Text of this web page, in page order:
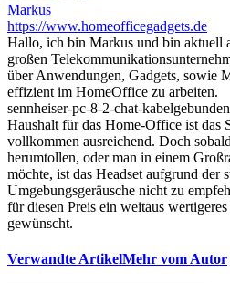
Markus
https://www.homeofficegadgets.de
Hallo, ich bin Markus und bin aktuell
großen
über Anwendungen, Gadgets, sowie
effizient im HomeOffice zu arbeiten.
sennheiser-pc-8-2-chat-
Haushalt für das Home-Office ist das
vollkommen ausreichend. Doch
herumtollen, oder man in einem
möchte, ist das Headset aufgrund der
Umgebungsgeräusche nicht zu
für diesen Preis ein weitaus
gewünscht.
Verwandte ArtikelMehr vom Autor